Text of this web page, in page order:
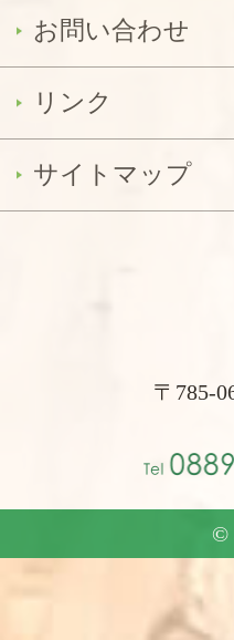
お問い合わせ
リンク
サイトマップ
〒785-
©